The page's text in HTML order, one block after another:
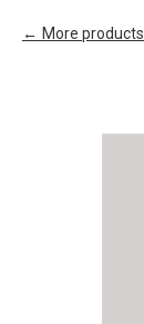
More products